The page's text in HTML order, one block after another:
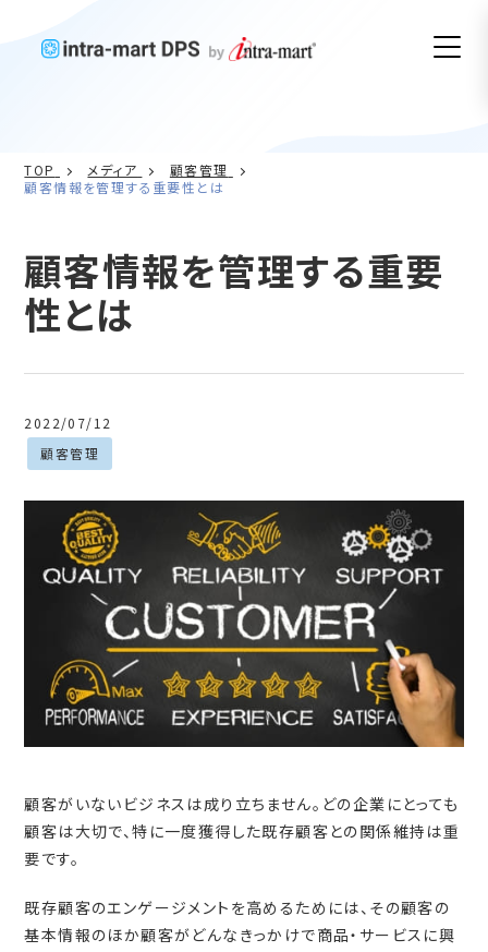
TOP メディア
顧客管理
顧客情報を管理する重要性とは
顧客情報を管理する重要
性とは
2022/07/12
顧客管理
顧客がいないビジネスは成り立ちません。どの企業にとっても
顧客は大切で、特に一度獲得した既存顧客との関係維持は重
要です。
既存顧客のエンゲージメントを高めるためには、その顧客の
基本情報のほか顧客がどんなきっかけで商品・サービスに興